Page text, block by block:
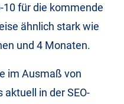
10 für die kommende
ähnlich stark wie
und 4 Monaten.
im Ausmaß von
aktuell in der SEO-